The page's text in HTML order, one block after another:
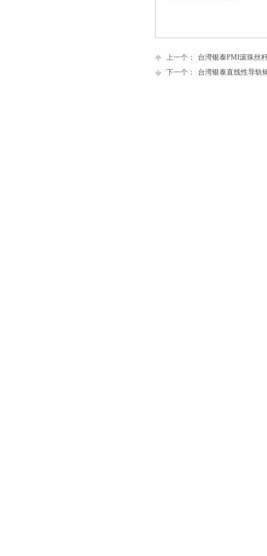
上一个：
台湾银泰PMI滚珠丝
下一个：
台湾银泰直线性导轨